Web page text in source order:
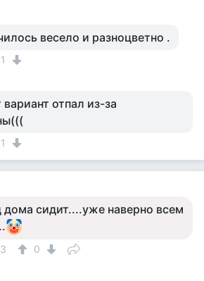
весело и разноцветно .
1
отпал из-за
1
дома сидит....уже наверно всем
3 0